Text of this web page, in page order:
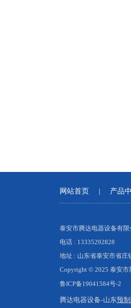
网站首页 | 产品
泰安市腾达电器设备有限
电话 : 13335292828
地址 : 山东省泰安市省庄
Copyright © 2025 泰安市
鲁ICP备19041584号-2
腾达电器设备-山东预